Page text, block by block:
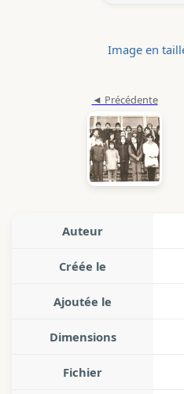
Image en
Auteur
Créée le
Ajoutée le
Dimensions
Fichier